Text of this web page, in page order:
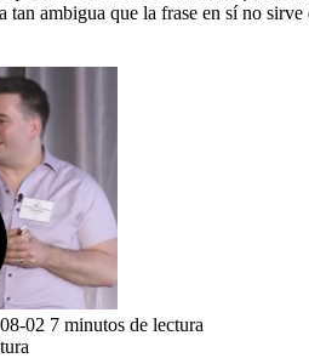
tan ambigua que la frase en sí no sirve
02 7 minutos de lectura